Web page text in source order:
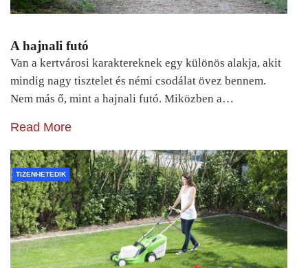
A hajnali futó
Van a kertvárosi karaktereknek egy különös alakja, akit
mindig nagy tisztelet és némi csodálat övez bennem.
Nem más ő, mint a hajnali futó. Miközben a…
Read More
TIZENHETEDIK